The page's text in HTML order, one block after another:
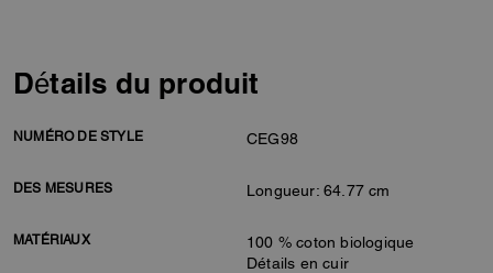
Détails du produit
NUMÉRO DE STYLE CEG98
DES MESURES Longueur: 64.77 cm
MATÉRIAUX
100 % coton biologique
Détails en cuir